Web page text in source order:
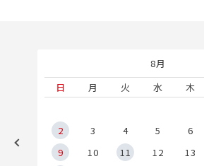
8月
日
月 火 水 木
2
3 4 5 6
9
10 11 12 13